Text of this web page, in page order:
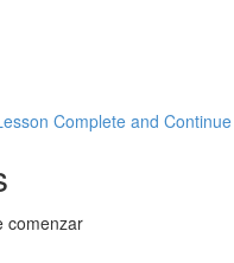
Complete and Continue
comenzar